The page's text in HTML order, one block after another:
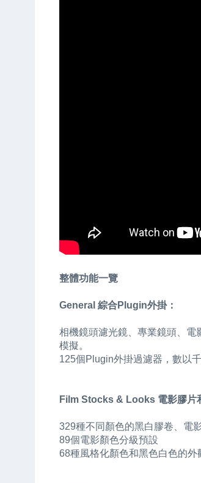
整體功能一覽
General 綜合Plugin外掛：
相機鏡頭濾光鏡、專業鏡頭、電
模擬。
125個Plugin外掛過濾器，數以
Film Stocks & Looks 電影膠片
329種不同顏色的黑白膠卷、電
89個電影顏色分級預設
68種風格化顏色和黑色白色的外